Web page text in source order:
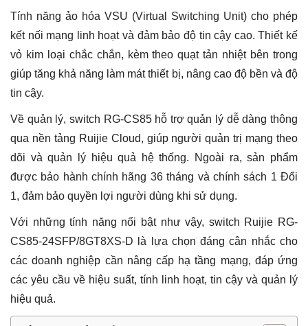
Tính năng ảo hóa VSU (Virtual Switching Unit) cho phép
kết nối mạng linh hoạt và đảm bảo độ tin cậy cao. Thiết kế
vỏ kim loại chắc chắn, kèm theo quạt tản nhiệt bên trong
giúp tăng khả năng làm mát thiết bị, nâng cao độ bền và độ
tin cậy.
Về quản lý, switch RG-CS85 hỗ trợ quản lý dễ dàng thông
qua nền tảng Ruijie Cloud, giúp người quản trị mạng theo
dõi và quản lý hiệu quả hệ thống. Ngoài ra, sản phẩm
được bảo hành chính hãng 36 tháng và chính sách 1 Đổi
1, đảm bảo quyền lợi người dùng khi sử dụng.
Với những tính năng nổi bật như vậy, switch Ruijie RG-
CS85-24SFP/8GT8XS-D là lựa chọn đáng cân nhắc cho
các doanh nghiệp cần nâng cấp hạ tầng mạng, đáp ứng
các yêu cầu về hiệu suất, tính linh hoạt, tin cậy và quản lý
hiệu quả.